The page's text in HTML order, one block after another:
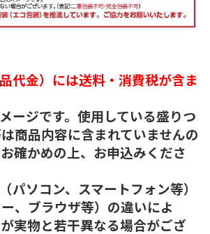
代金）には送料・消費税が含ま
ージです。使用している盛りつ
商品内容に含まれていませんの
確かめの上、お申込みくださ
パソコン、スマートフォン等）
、ブラウザ等）の違いによ
実物と若干異なる場合がござ